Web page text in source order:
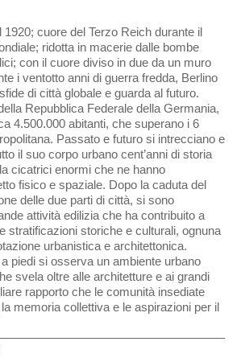
1920; cuore del Terzo Reich durante il
ridotta in macerie dalle bombe
con il cuore diviso in due da un muro
i ventotto anni di guerra fredda, Berlino
di città globale e guarda al futuro.
Repubblica Federale della Germania,
4.500.000 abitanti, che superano i 6
Passato e futuro si intrecciano e
il suo corpo urbano cent’anni di storia
cicatrici enormi che ne hanno
fisico e spaziale. Dopo la caduta del
delle due parti di città, si sono
attività edilizia che ha contribuito a
stratificazioni storiche e culturali, ognuna
urbanistica e architettonica.
piedi si osserva un ambiente urbano
svela oltre alle architetture e ai grandi
rapporto che le comunità insediate
memoria collettiva e le aspirazioni per il